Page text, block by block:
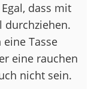
dass mit
durchziehen.
Tasse
eine rauchen
nicht sein.